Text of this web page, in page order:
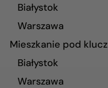
Białystok
Warszawa
Mieszkanie pod klucz
Białystok
Warszawa